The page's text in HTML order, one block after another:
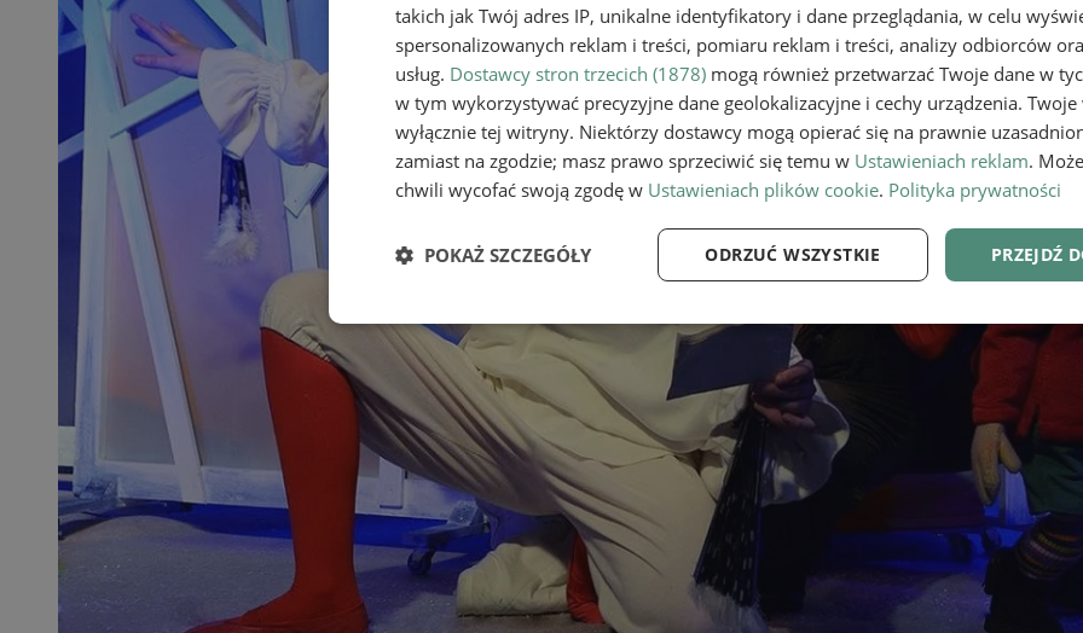
takich jak Twój adres IP, unikalne identyfikatory i dane przeglądania, w celu
spersonalizowanych reklam i treści, pomiaru reklam i treści, analizy odbiorców
usług. Dostawcy stron trzecich (1878) mogą również przetwarzać Twoje dane w
w tym wykorzystywać precyzyjne dane geolokalizacyjne i cechy urządzenia.
wyłącznie tej witryny. Niektórzy dostawcy mogą opierać się na prawnie
zamiast na zgodzie; masz prawo sprzeciwić się temu w Ustawieniach reklam.
chwili wycofać swoją zgodę w Ustawieniach plików cookie. Polityka prywatności
PRZEJDŹ
ODRZUĆ WSZYSTKIE
POKAŻ SZCZEGÓŁY
Niezbędne Wydajność Targetowanie
Niezbędne Wydajność Targetowanie Funkcjonalność
Niezbędne pliki cookie umożliwiają korzystanie z podstawowych funkcji strony internetowej, takich jak
zarządzanie kontem. Bez niezbędnych plików cookie nie można prawidłowo korzystać ze strony
Nazwa
Domena
przechowywania